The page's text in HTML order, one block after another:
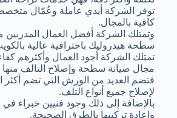
توفر الشركة أيدي عاملة وعُمّال
كافية بالمجال.
وتمتلك الشركة أفضل العمال المدربين
سطحة هيدروليك باحترافية عالية
تمتلك الشركة أجود العمال وأكثرهم
مجال صيانة سطحة وإصلاح التالف منها
فتضم العديد من الورش التي تضم أكثر
لإصلاح جميع أنواع التلف.
بالإضافة إلى ذلك وجود فنيين خبراء
وإعادة تركيبها بالطرق الصحيحة.